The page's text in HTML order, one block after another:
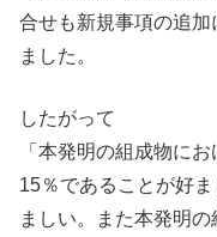
合せも新規事項の追加
ました。
したがって
「本発明の組成物に
15％であることが好
ましい。また本発明